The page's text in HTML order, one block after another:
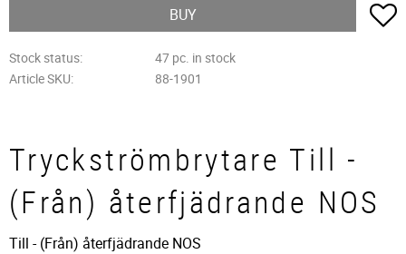
BUY
Stock status
47 pc. in stock
Article SKU
88-1901
Tryckströmbrytare Till -
(Från) återfjädrande NOS
Till - (Från) återfjädrande NOS